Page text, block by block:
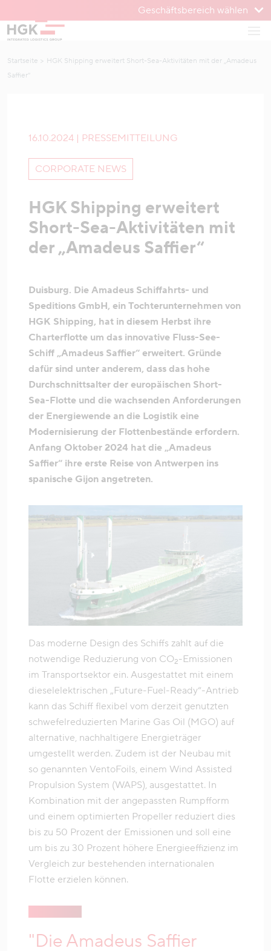
Zum Inhalt
Geschäftsbereich wählen
Startseite
HGK Shipping erweitert Short-Sea-Aktivitäten mit der „Amadeus
Saffier“
16.10.2024 | PRESSEMITTEILUNG
CORPORATE NEWS
HGK Shipping erweitert
Short-Sea-Aktivitäten mit
der „Amadeus Saffier“
Duisburg. Die Amadeus Schiffahrts- und
Speditions GmbH, ein Tochterunternehmen von
HGK Shipping, hat in diesem Herbst ihre
Charterflotte um das innovative Fluss-See-
Schiff „Amadeus Saffier“ erweitert. Gründe
dafür sind unter anderem, dass das hohe
Durchschnittsalter der europäischen Short-
Sea-Flotte und die wachsenden Anforderungen
der Energiewende an die Logistik eine
Modernisierung der Flottenbestände erfordern.
Anfang Oktober 2024 hat die „Amadeus
Saffier“ ihre erste Reise von Antwerpen ins
spanische Gijon angetreten.
Das moderne Design des Schiffs zahlt auf die
notwendige Reduzierung von CO2-Emissionen
im Transportsektor ein. Ausgestattet mit einem
dieselelektrischen „Future-Fuel-Ready“-Antrieb
kann das Schiff flexibel vom derzeit genutzten
schwefelreduzierten Marine Gas Oil (MGO) auf
alternative, nachhaltigere Energieträger
umgestellt werden. Zudem ist der Neubau mit
so genannten VentoFoils, einem Wind Assisted
Propulsion System (WAPS), ausgestattet. In
Kombination mit der angepassten Rumpfform
und einem optimierten Propeller reduziert dies
bis zu 50 Prozent der Emissionen und soll eine
um bis zu 30 Prozent höhere Energieeffizienz im
Vergleich zur bestehenden internationalen
Flotte erzielen können.
"Die Amadeus Saffier